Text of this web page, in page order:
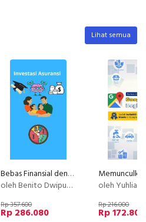
Lihat semua
Bebas Finansial dengan Instrumen Asuransi
oleh Benito Dwiputra
Rp 357.600
Rp 286.080
oleh Yuhlian
Rp 216.000
Rp 172.800